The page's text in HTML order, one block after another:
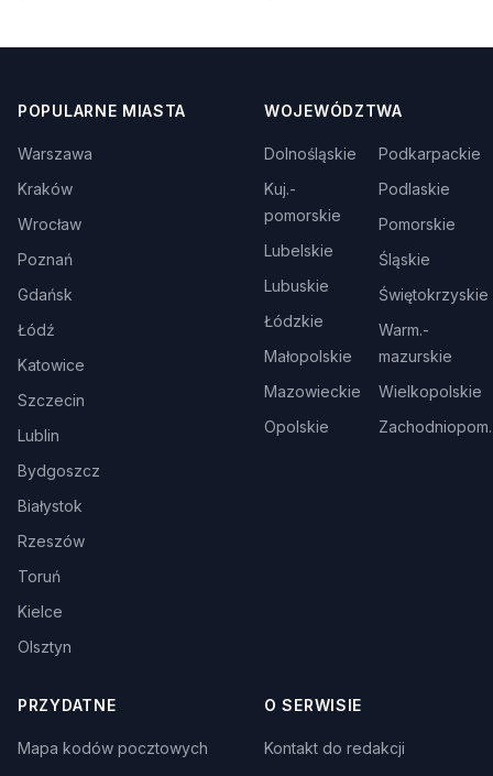
POPULARNE MIASTA
Warszawa
Kraków
Wrocław
Poznań
Gdańsk
Łódź
Katowice
Szczecin
Lublin
Bydgoszcz
Białystok
Rzeszów
Toruń
Kielce
Olsztyn
WOJEWÓDZTWA
Dolnośląskie
Kuj.-
pomorskie
Lubelskie
Lubuskie
Łódzkie
Małopolskie
Mazowieckie
Opolskie
Podkarpackie
Podlaskie
Pomorskie
Śląskie
Świętokrzyskie
Warm.-
mazurskie
Wielkopolskie
Zachodniopom.
PRZYDATNE
Mapa kodów pocztowych
O SERWISIE
Kontakt do redakcji